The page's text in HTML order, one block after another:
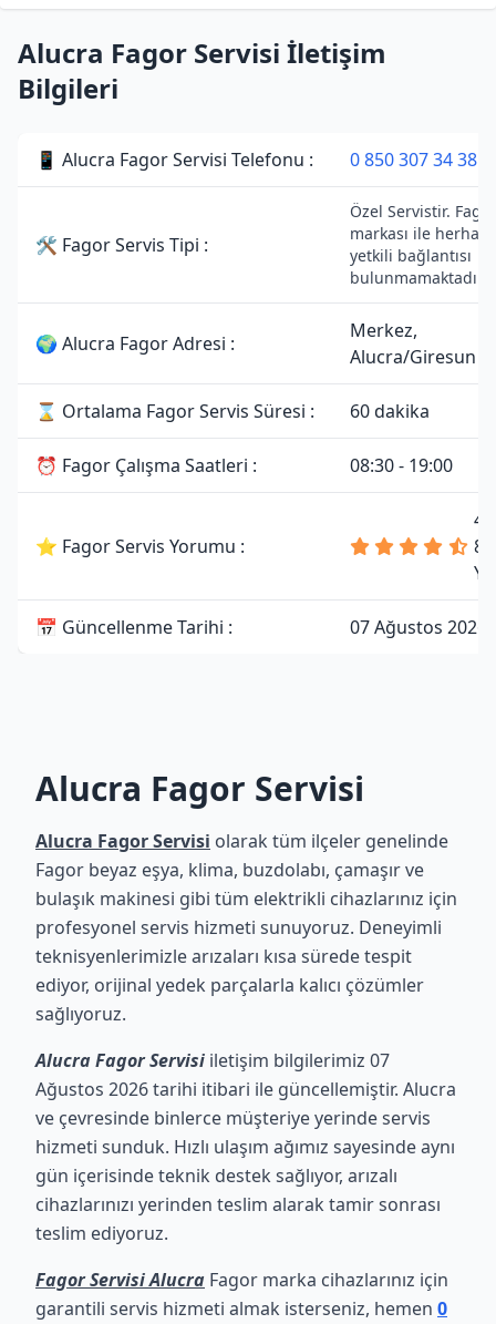
Alucra Fagor Servisi İletişim
Bilgileri
📱 Alucra Fagor Servisi Telefonu : 0 850 307 34 38
🛠 Fagor Servis Tipi :
Özel Servistir. Fagor
markası ile
yetkili bağlantısı
bulunmamaktadır.
🌍 Alucra Fagor Adresi :
Merkez,
Alucra/Giresun
⌛ Ortalama Fagor Servis Süresi : 60 dakika
⏰ Fagor Çalışma Saatleri : 08:30 - 19:00
⭐ Fagor Servis Yorumu :
81
📅 Güncellenme Tarihi : 07 Ağustos 2026
Alucra Fagor Servisi
Alucra Fagor Servisi olarak tüm ilçeler genelinde
Fagor beyaz eşya, klima, buzdolabı, çamaşır ve
bulaşık makinesi gibi tüm elektrikli cihazlarınız için
profesyonel servis hizmeti sunuyoruz. Deneyimli
teknisyenlerimizle arızaları kısa sürede tespit
ediyor, orijinal yedek parçalarla kalıcı çözümler
sağlıyoruz.
Alucra Fagor Servisi iletişim bilgilerimiz 07
Ağustos 2026 tarihi itibari ile güncellemiştir. Alucra
ve çevresinde binlerce müşteriye yerinde servis
hizmeti sunduk. Hızlı ulaşım ağımız sayesinde aynı
gün içerisinde teknik destek sağlıyor, arızalı
cihazlarınızı yerinden teslim alarak tamir sonrası
teslim ediyoruz.
Fagor Servisi Alucra Fagor marka cihazlarınız için
garantili servis hizmeti almak isterseniz, hemen 0